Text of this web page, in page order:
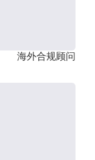
海外合规顾问